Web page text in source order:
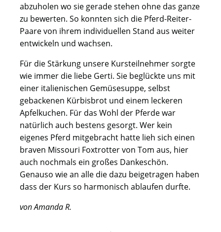
abzuholen wo sie gerade stehen ohne das ganze
zu bewerten. So konnten sich die Pferd-Reiter-
Paare von ihrem individuellen Stand aus weiter
entwickeln und wachsen.
Für die Stärkung unsere Kursteilnehmer sorgte
wie immer die liebe Gerti. Sie beglückte uns mit
einer italienischen Gemüsesuppe, selbst
gebackenen Kürbisbrot und einem leckeren
Apfelkuchen. Für das Wohl der Pferde war
natürlich auch bestens gesorgt. Wer kein
eigenes Pferd mitgebracht hatte lieh sich einen
braven Missouri Foxtrotter von Tom aus, hier
auch nochmals ein großes Dankeschön.
Genauso wie an alle die dazu beigetragen haben
dass der Kurs so harmonisch ablaufen durfte.
von Amanda R.